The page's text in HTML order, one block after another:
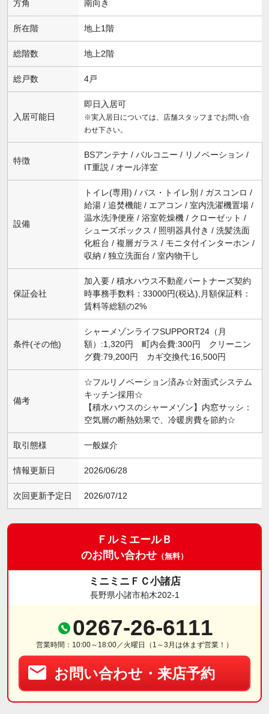
方角 南向き
所在階 地上1階
総階数 地上2階
総戸数 4戸
入居可能日
即日入居可
※実入居日については、店舗スタッフまでお問い合
わせ下さい。
特徴
BSアンテナ / バルコニー / リノベーション /
IT重説 / オール洋室
設備
トイレ(専用) / バス・トイレ別 / ガスコンロ /
給湯 / 追焚機能 / エアコン / 室内洗濯機置場 /
温水洗浄便座 / 浴室乾燥機 / クローゼット /
シューズボックス / 照明器具付き / 洗髪洗面
化粧台 / 複層ガラス / モニタ付インターホン /
収納 / 独立洗面台 / 室内物干し
保証会社
加入要 / 積水ハウス不動産パートナーズ契約
時事務手数料：33000円(税込),月額保証料：
賃料等総額の2%
条件(その他)
シャーメゾンライフSUPPORT24（月
額）:1,320円 町内会費:300円 クリーニン
グ費:79,200円 カギ交換代:16,500円
備考
☆フルリノベーション済み☆対面式システム
キッチン採用☆
【積水ハウスのシャーメゾン】内窓サッシ：
空気層の断熱効果で、冷暖房費を節約☆
取引態様 一般媒介
情報更新日 2026/06/28
次回更新予定日 2026/07/12
ＦルミエールＢ
のお問い合わせ （無料）
ミニミニＦＣ小諸店
長野県小諸市柏木202-1
0267-26-6111
営業時間：10:00～18:00／火曜日（1～3月は休まず営業！）
お問い合わせ・来店予約